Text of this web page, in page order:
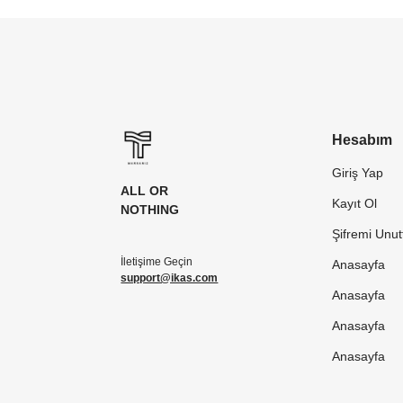
ALL OR
NOTHING
İletişime Geçin
support@ikas.com
Hesabım
Giriş Yap
Kayıt Ol
Şifremi
Anasayfa
Anasayfa
Anasayfa
Anasayfa